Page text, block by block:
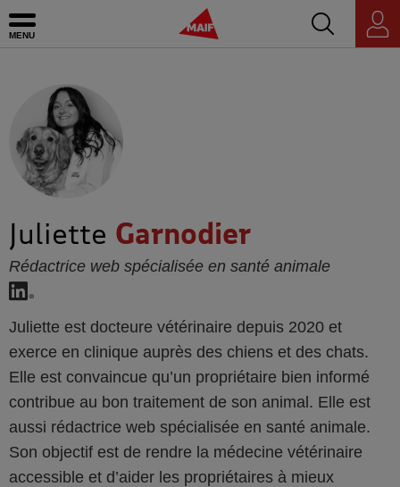
Ouvrir le menu MAIF - Allez à l'accueil de maif.fr
Accédez au
Espace
personnel
Juliette Garnodier
Rédactrice web spécialisée en santé animale
Juliette Garnodier sur Linkedin
Juliette est docteure vétérinaire depuis 2020 et
exerce en clinique auprès des chiens et des chats.
Elle est convaincue qu’un propriétaire bien informé
contribue au bon traitement de son animal. Elle est
aussi rédactrice web spécialisée en santé animale.
Son objectif est de rendre la médecine vétérinaire
accessible et d’aider les propriétaires à mieux